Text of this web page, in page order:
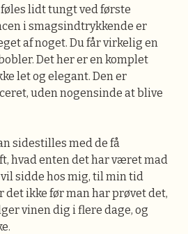
lidt tungt ved første
i smagsindtrykkende er
af noget. Du får virkelig en
Det her er en komplet
let og elegant. Den er
uden nogensinde at blive
sidestilles med de få
hvad enten det har været mad
sidde hos mig, til min tid
det ikke før man har prøvet det,
vinen dig i flere dage, og